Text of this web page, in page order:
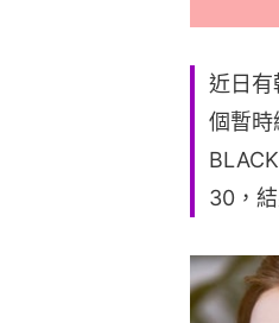
近日有
個暫時
30，